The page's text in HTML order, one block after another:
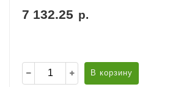
7 132.25 р.
В корзину